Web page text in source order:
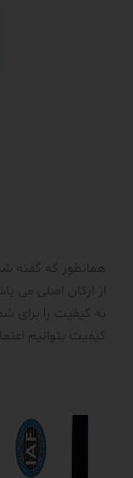
همانطور که گفته
از ارکان اصلی می
به کیفیت را برای
کیفیت بتوانیم